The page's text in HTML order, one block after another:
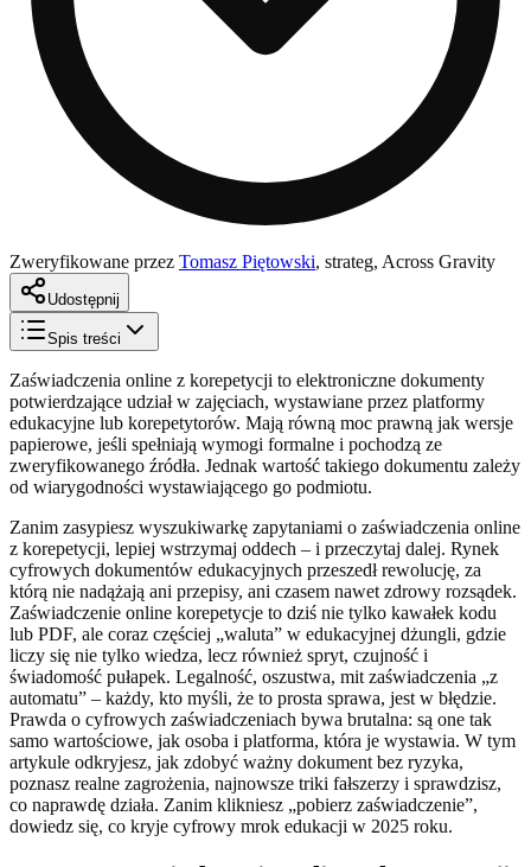
Zweryfikowane przez Tomasz Piętowski, strateg, Across Gravity
Udostępnij
Spis treści
Zaświadczenia online z korepetycji to elektroniczne dokumenty
potwierdzające udział w zajęciach, wystawiane przez platformy
edukacyjne lub korepetytorów. Mają równą moc prawną jak wersje
papierowe, jeśli spełniają wymogi formalne i pochodzą ze
zweryfikowanego źródła. Jednak wartość takiego dokumentu zależy
od wiarygodności wystawiającego go podmiotu.
Zanim zasypiesz wyszukiwarkę zapytaniami o zaświadczenia online
z korepetycji, lepiej wstrzymaj oddech – i przeczytaj dalej. Rynek
cyfrowych dokumentów edukacyjnych przeszedł rewolucję, za
którą nie nadążają ani przepisy, ani czasem nawet zdrowy rozsądek.
Zaświadczenie online korepetycje to dziś nie tylko kawałek kodu
lub PDF, ale coraz częściej „waluta” w edukacyjnej dżungli, gdzie
liczy się nie tylko wiedza, lecz również spryt, czujność i
świadomość pułapek. Legalność, oszustwa, mit zaświadczenia „z
automatu” – każdy, kto myśli, że to prosta sprawa, jest w błędzie.
Prawda o cyfrowych zaświadczeniach bywa brutalna: są one tak
samo wartościowe, jak osoba i platforma, która je wystawia. W tym
artykule odkryjesz, jak zdobyć ważny dokument bez ryzyka,
poznasz realne zagrożenia, najnowsze triki fałszerzy i sprawdzisz,
co naprawdę działa. Zanim klikniesz „pobierz zaświadczenie”,
dowiedz się, co kryje cyfrowy mrok edukacji w 2025 roku.